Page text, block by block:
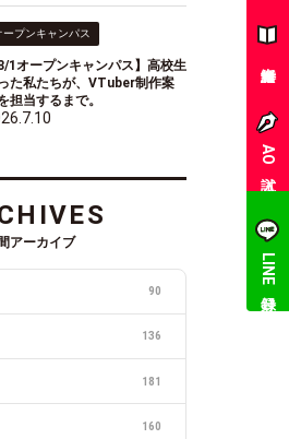
ープンキャンパス
8/1オープンキャンパス】高校生
た私たちが、VTuber制作案
担当するまで。
アーカイブ
90
136
181
160
AO入試
LINE登録